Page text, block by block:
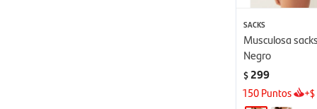
SACKS
Musculosa
Negro
$299
150Puntos +$